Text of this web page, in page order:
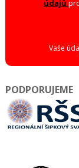
údajů
Vaše
PODPORUJEME